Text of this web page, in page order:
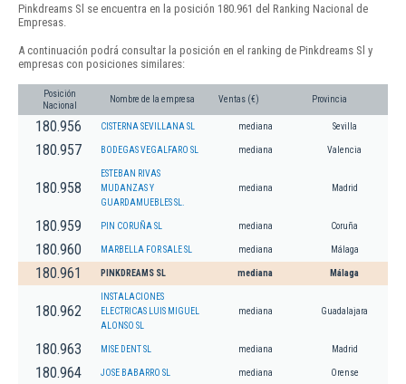
Pinkdreams Sl se encuentra en la posición 180.961 del Ranking Nacional de
Empresas.
A continuación podrá consultar la posición en el ranking de Pinkdreams Sl y
empresas con posiciones similares:
Posición
Nacional
Nombre de la empresa Ventas (€) Provincia
180.956 CISTERNA SEVILLANA SL mediana Sevilla
180.957 BODEGAS VEGALFARO SL mediana Valencia
180.958
ESTEBAN RIVAS
MUDANZAS Y
GUARDAMUEBLES SL.
mediana Madrid
180.959 PIN CORUÑA SL mediana Coruña
180.960 MARBELLA FOR SALE SL mediana Málaga
180.961 PINKDREAMS SL mediana Málaga
180.962
INSTALACIONES
ELECTRICAS LUIS MIGUEL
ALONSO SL
mediana Guadalajara
180.963 MISE DENT SL mediana Madrid
180.964 JOSE BABARRO SL mediana Orense